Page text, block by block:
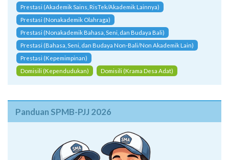
Prestasi (Akademik Sains, RisTek/Akademik Lainnya)
Prestasi (Nonakademik Olahraga)
Prestasi (Nonakademik Bahasa, Seni, dan Budaya Bali)
Prestasi (Bahasa, Seni, dan Budaya Non-Bali/Non Akademik Lain)
Prestasi (Kepemimpinan)
Domisili (Kependudukan)
Domisili (Krama Desa Adat)
Panduan SPMB-PJJ 2026